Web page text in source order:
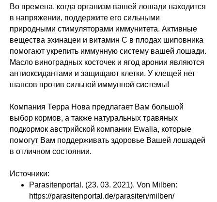
Во времена, когда организм вашей лошади находится
в напряжении, поддержите его сильными
природными стимуляторами иммунитета. Активные
вещества эхинацеи и витамин С в плодах шиповника
помогают укрепить иммунную систему вашей лошади.
Масло виноградных косточек и ягод аронии являются
антиоксидантами и защищают клетки. У клещей нет
шансов против сильной иммунной системы!
Компания Терра Нова предлагает Вам большой
выбор кормов, а также натуральных травяных
подкормок австрийской компании Ewalia, которые
помогут Вам поддерживать здоровье Вашей лошадей
в отличном состоянии.
Источники:
Parasitenportal. (23. 03. 2021). Von Milben:
https://parasitenportal.de/parasiten/milben/
Наши менеджеры подберут
сбалансированный рацион, подходящий
именно вашей лошади
ОСТАВЬТЕ ЗАЯВКУ
обработку персональных данных
Подробнее об обработке данных в
Политике.